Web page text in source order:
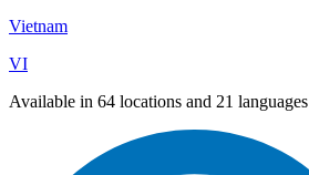
Vietnam
VI
Available in 64 locations and 21 languages